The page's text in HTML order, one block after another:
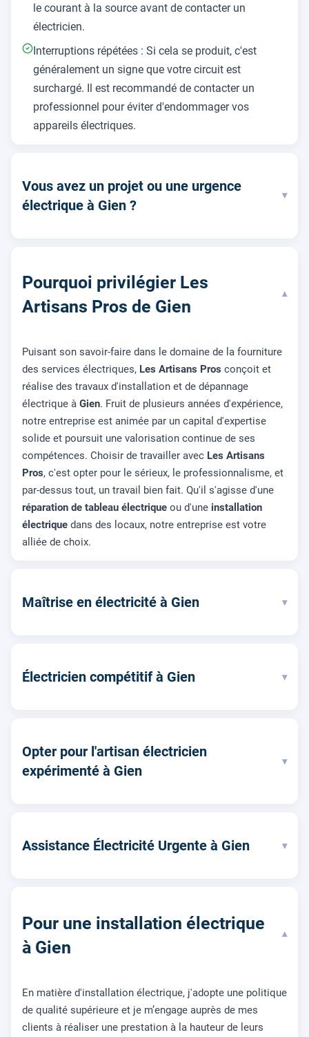
le courant à la source avant de contacter un
électricien.
Interruptions répétées : Si cela se produit, c'est
généralement un signe que votre circuit est
surchargé. Il est recommandé de contacter un
professionnel pour éviter d'endommager vos
appareils électriques.
Vous avez un projet ou une urgence
électrique à Gien ?
▾
Pourquoi privilégier Les
Artisans Pros de Gien
▾
Puisant son savoir-faire dans le domaine de la fourniture
des services électriques, Les Artisans Pros conçoit et
réalise des travaux d'installation et de dépannage
électrique à Gien. Fruit de plusieurs années d'expérience,
notre entreprise est animée par un capital d'expertise
solide et poursuit une valorisation continue de ses
compétences. Choisir de travailler avec Les Artisans
Pros, c'est opter pour le sérieux, le professionnalisme, et
par-dessus tout, un travail bien fait. Qu'il s'agisse d'une
réparation de tableau électrique ou d'une installation
électrique dans des locaux, notre entreprise est votre
alliée de choix.
Maîtrise en électricité à Gien ▾
Électricien compétitif à Gien ▾
Opter pour l'artisan électricien
expérimenté à Gien
▾
Assistance Électricité Urgente à Gien ▾
Pour une installation électrique
à Gien
▾
En matière d'installation électrique, j'adopte une politique
de qualité supérieure et je m’engage auprès de mes
clients à réaliser une prestation à la hauteur de leurs